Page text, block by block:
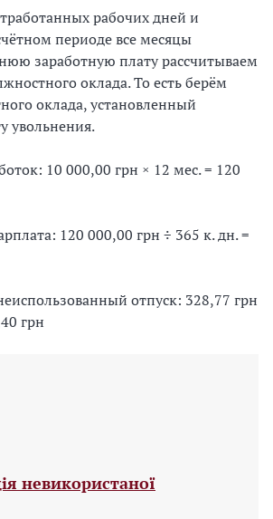
рабочих дней и
периоде все месяцы
заработную плату рассчитываем
оклада. То есть берём
оклада, установленный
увольнения.
10 000,00 грн × 12 мес. = 120
120 000,00 грн ÷ 365 к. дн. =
отпуск: 328,77 грн
грн
невикористаної